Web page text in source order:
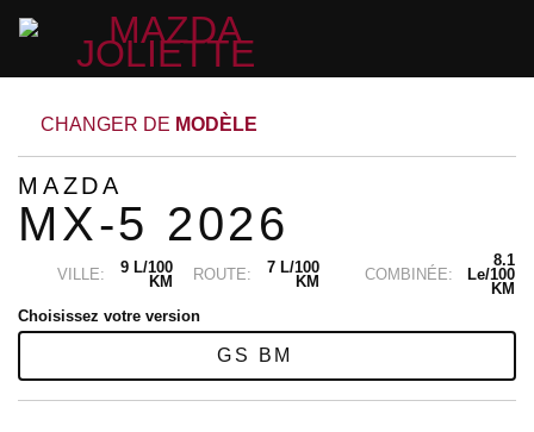
CHANGER DE MODÈLE
MAZDA
MX-5 2026
VILLE:
9 L/100
KM
ROUTE:
7 L/100
KM
COMBINÉE:
8.1
Le/100
KM
Choisissez votre version
GS BM